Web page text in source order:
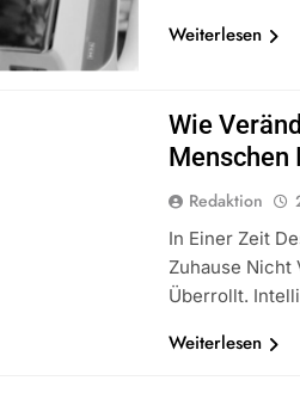
Weiterlesen
Wie
Menschen
Redaktion
In Einer Zeit
Zuhause Nicht
Überrollt.
Weiterlesen